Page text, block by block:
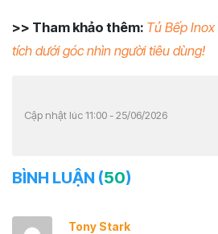
>> Tham khảo thêm: Tủ Bếp
tích dưới góc nhìn người tiêu dùng!
Cập nhật lúc 11:00 - 25/06/2026
BÌNH LUẬN (50)
Tony Stark